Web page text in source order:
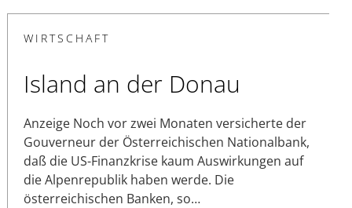
WIRTSCHAFT
Island an der Donau
Anzeige Noch vor zwei Monaten versicherte der
Gouverneur der Österreichischen Nationalbank,
daß die US-Finanzkrise kaum Auswirkungen auf
die Alpenrepublik haben werde. Die
österreichischen Banken, so…